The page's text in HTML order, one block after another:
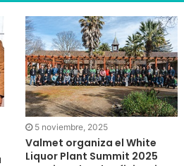
5 noviembre, 2025
Valmet organiza el White
Liquor Plant Summit 2025